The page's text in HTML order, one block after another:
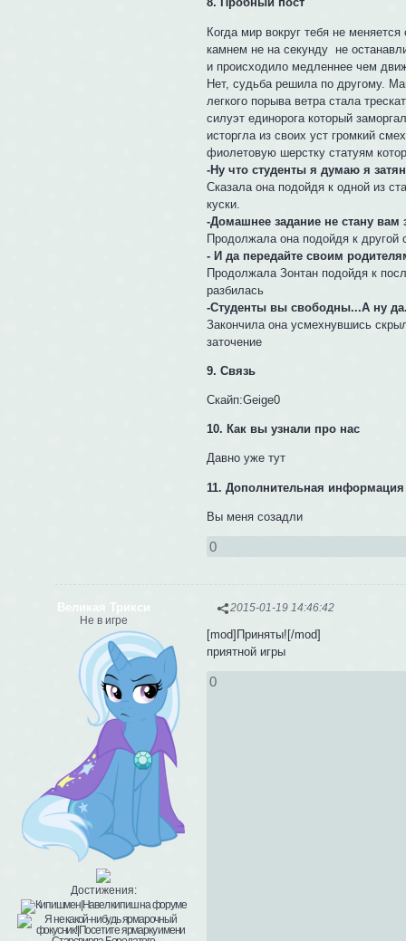
Когда мир вокруг тебя не
камнем не на секунду не
и происходило медленнее чем
Нет, судьба решила по другому.
легкого порыва ветра стала
силуэт единорога который
исторгла из своих уст громкий
фиолетовую шерстку статуям
-Ну что студенты я думаю я
Сказала она подойдя к одной из
куски.
-Домашнее задание не стану вам
Продолжала она подойдя к другой
- И да передайте своим
Продолжала Зонтан подойдя к
разбилась
-Студенты вы свободны...А ну
Закончила она усмехнувшись
заточение
9. Связь
Скайп:Geige0
10. Как вы узнали про нас
Давно уже тут
11. Дополнительная информация
Вы меня созадли
0
2015-01-19 14:46:42
Великая Трикси
Не в игре
Достижения:
[mod]Приняты![/mod]
приятной игры
0